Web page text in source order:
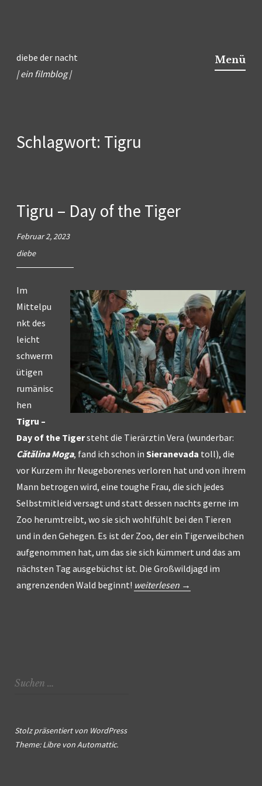
Inhalt
springen
diebe der nacht
| ein filmblog |
Menü
Schlagwort: Tigru
Tigru – Day of the Tiger
Februar 2, 2023
diebe
Im
Mittelpu
nkt des
leicht
schwerm
ütigen
rumänisc
hen
Tigru –
Day of the Tigersteht die Tierärztin Vera (wunderbar:
Cătălina Moga, fand ich schon in Sieranevada toll), die
vor Kurzem ihr Neugeborenes verloren hat und von ihrem
Mann betrogen wird, eine toughe Frau, die sich jedes
Selbstmitleid versagt und statt dessen nachts gerne im
Zoo herumtreibt, wo sie sich wohlfühlt bei den Tieren
und in den Gehegen. Es ist der Zoo, der ein Tigerweibchen
aufgenommen hat, um das sie sich kümmert und das am
nächsten Tag ausgebüchst ist. Die Großwildjagd im
angrenzenden Wald beginnt! „Tigru
weiterlesen →
Suchen
Stolz präsentiert von WordPress
Theme: Libre vonAutomattic.